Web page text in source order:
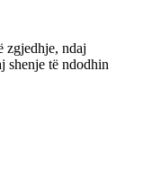
zgjedhje, ndaj
shenje të ndodhin